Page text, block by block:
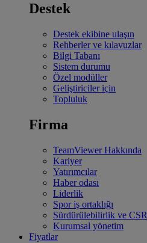
Destek
Destek ekibine ulaşın
Rehberler ve kılavuzlar
Bilgi Tabanı
Sistem durumu
Özel modüller
Geliştiriciler için
Topluluk
Firma
TeamViewer Hakkında
Kariyer
Yatırımcılar
Haber odası
Liderlik
Spor iş ortaklığı
Sürdürülebilirlik ve CSR
Kurumsal yönetim
Fiyatlar